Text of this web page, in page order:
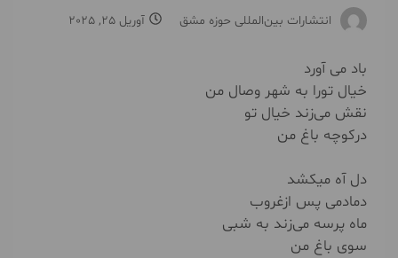
انتشارات بین‌المللی حوزه مشق آوریل 25, 2025
باد می آورد
خیال تورا به شهر وصال من
نقش می‌زند خیال تو
درکوچه باغ من
دل آه میکشد
دمادمی پس ازغروب
ماه پرسه می‌زند به شبی
سوی باغ من